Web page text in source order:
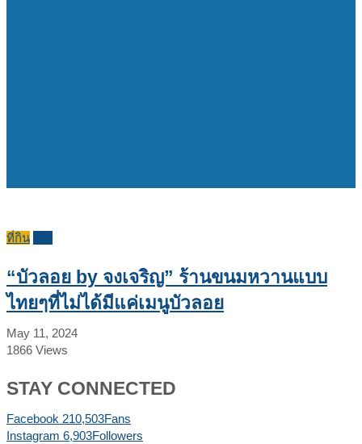
ที่กิน
“บัวลอย by จงเจริญ” ร้านขนมหวานแบบ
ไทยๆที่ไม่ได้มีแค่เมนูบัวลอย
May 11, 2024
1866 Views
STAY CONNECTED
Facebook 210,503Fans
Instagram 6,903Followers